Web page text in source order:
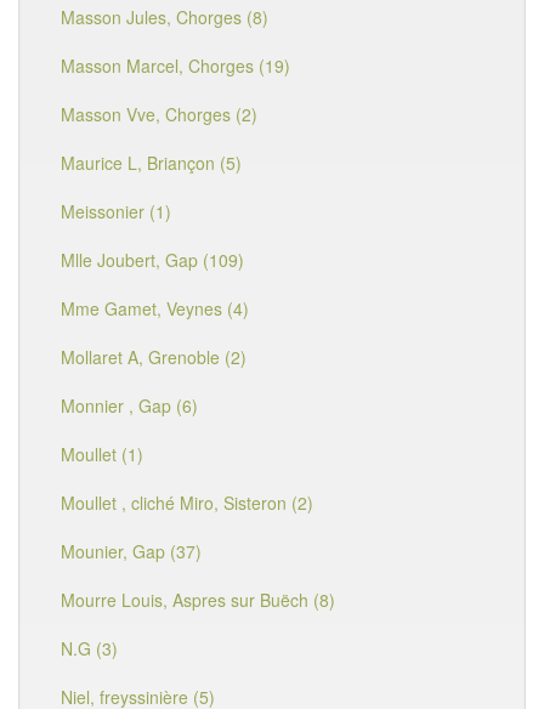
Masson Jules, Chorges (8)
Masson Marcel, Chorges (19)
Masson Vve, Chorges (2)
Maurice L, Briançon (5)
Meissonier (1)
Mlle Joubert, Gap (109)
Mme Gamet, Veynes (4)
Mollaret A, Grenoble (2)
Monnier , Gap (6)
Moullet (1)
Moullet , cliché Miro, Sisteron (2)
Mounier, Gap (37)
Mourre Louis, Aspres sur Buëch (8)
N.G (3)
Niel, freyssinière (5)